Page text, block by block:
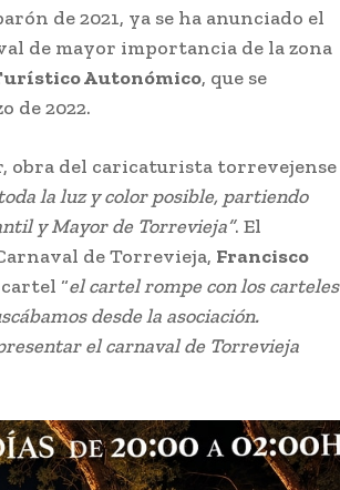
de 2021, ya se ha anunciado el
de mayor importancia de la zona
Autonómico, que se
de 2022.
obra del caricaturista torrevejense
la luz y color posible, partiendo
y Mayor de Torrevieja”. El
de Torrevieja, Francisco
“el cartel rompe con los carteles
desde la asociación.
el carnaval de Torrevieja